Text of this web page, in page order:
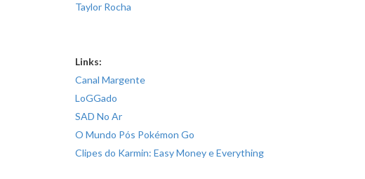
Taylor Rocha
Links:
Canal Margente
LoGGado
SAD No Ar
O Mundo Pós Pokémon Go
Clipes do Karmin: Easy MoneyeEverything